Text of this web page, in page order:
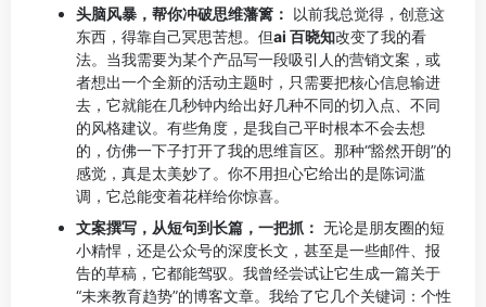
头脑风暴，帮你冲破思维藩篱： 以前我总觉得，创意这
东西，得靠自己冥思苦想。但ai 百晓知改变了我的看
法。当我需要为某个产品写一段吸引人的营销文案，或
者想出一个全新的活动主题时，只需要把核心信息输进
去，它就能在几秒钟内给出好几种不同的切入点、不同
的风格建议。有些角度，是我自己平时根本不会去想
的，仿佛一下子打开了我的思维盲区。那种“豁然开朗”的
感觉，真是太美妙了。你不用担心它给出的是陈词滥
调，它总能变着花样给你惊喜。
文案撰写，从短句到长篇，一把抓： 无论是朋友圈的短
小精悍，还是公众号的深度长文，甚至是一些邮件、报
告的草稿，它都能驾驭。我曾经尝试让它生成一篇关于
“未来教育趋势”的博客文章。我给了它几个关键词：个性